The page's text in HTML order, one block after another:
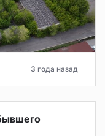
3 года назад